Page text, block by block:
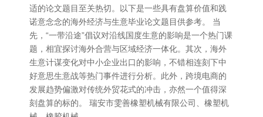
适的论文题目至关热切。以下是一些具有盘算价值和践
诺意念念的海外经济与生意毕业论文题目供参考。 当
先，“一带沿途”倡议对沿线国度生意的影响是一个热门课
题，相宜探讨海外合营与区域经济一体化。其次，海外
生意计谋变化对中小企业出口的影响，不错相连刻下中
好意思生意战等热门事件进行分析。此外，跨境电商的
发展趋势偏激对传统外贸花式的冲击，亦然一个值得深
刻盘算的标的。 瑞安市雯善橡塑机械有限公司、橡塑机